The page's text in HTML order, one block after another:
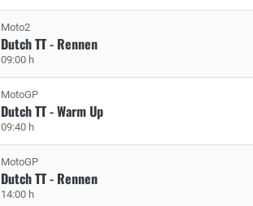
Moto2
Dutch TT - Rennen
09:00 h
MotoGP
Dutch TT - Warm Up
09:40 h
MotoGP
Dutch TT - Rennen
14:00 h